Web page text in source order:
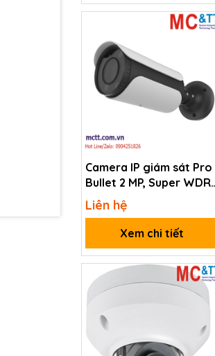
Camera IP giám sát Pro
Bullet 2 MP, Super WDR,
IP67 Four-Faith F-SC332
Liên hệ
Xem chi tiết